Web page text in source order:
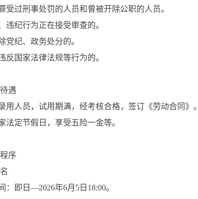
受过刑事处罚的人员和曾被开除公职的人员。
违纪行为正在接受审查的。
党纪、政务处分的。
反国家法律法规等行为的。
遇
用人员，试用期满，经考核合格，签订《劳动合同》。
法定节假日，享受五险一金等。
序
：即日—2026年6月5日18:00。